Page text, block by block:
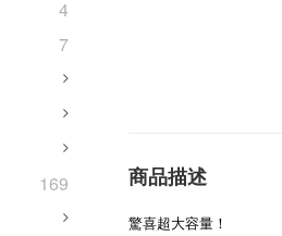
4
7
169
商品描述
驚喜超大容量！